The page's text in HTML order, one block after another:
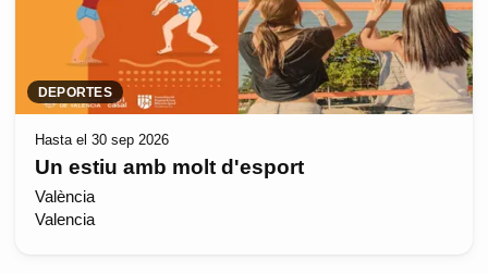
DEPORTES
Hasta el 30 sep 2026
Un estiu amb molt d'esport
València
Valencia